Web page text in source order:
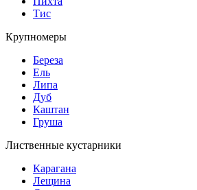
Тис
Крупномеры
Береза
Ель
Липа
Дуб
Каштан
Груша
Лиственные кустарники
Карагана
Лещина